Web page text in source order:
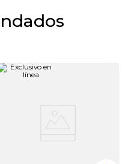
/ Rotomartillo.
de taladro con la